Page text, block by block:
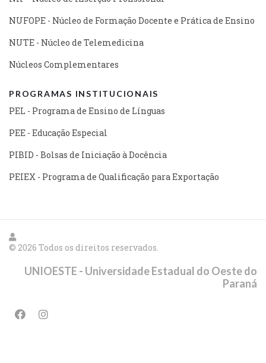
NUFOPE - Núcleo de Formação Docente e Prática de Ensino
NUTE - Núcleo de Telemedicina
Núcleos Complementares
PROGRAMAS INSTITUCIONAIS
PEL - Programa de Ensino de Línguas
PEE - Educação Especial
PIBID - Bolsas de Iniciação à Docência
PEIEX - Programa de Qualificação para Exportação
© 2026 Todos os direitos reservados.
UNIOESTE - Universidade Estadual do Oeste do
Paraná